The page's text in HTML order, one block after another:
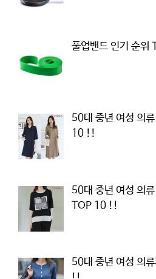
풀업밴드 인기 순위
50대 중년 여성 의
10 !!
50대 중년 여성 의
TOP 10 !!
50대 중년 여성 의